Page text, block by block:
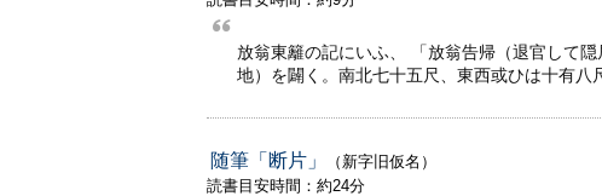
放翁東籬の記にいふ、 「放翁告帰（退官して
地）を闢く。南北七十五尺、東西或ひは十有
随筆「断片」
（新字旧仮名）
読書目安時間：約24分